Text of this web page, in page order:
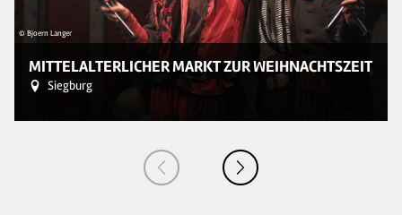
© Bjoern Langer
MITTELALTERLICHER MARKT ZUR WEIHNACHTSZEIT
Siegburg